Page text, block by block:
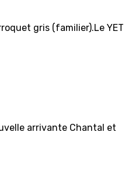
gris (familier).Le YET
arrivante Chantal et